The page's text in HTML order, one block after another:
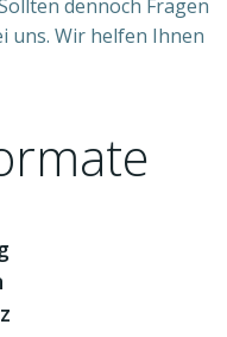
dennoch Fragen
uns. Wir helfen Ihnen